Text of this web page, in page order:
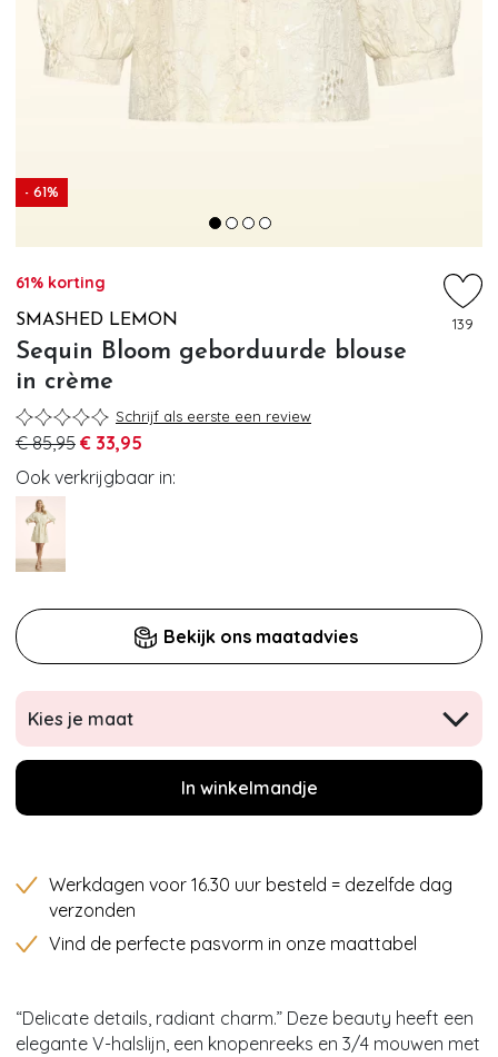
- 61%
61% korting
SMASHED LEMON
Sequin Bloom geborduurde blouse
in crème
139
Schrijf als eerste een review
€ 85,95 € 33,95
Ook verkrijgbaar in:
Bekijk ons maatadvies
Kies je maat
In winkelmandje
Werkdagen voor 16.30 uur besteld = dezelfde dag
verzonden
Vind de perfecte pasvorm in onze maattabel
“Delicate details, radiant charm.” Deze beauty heeft een
elegante V-halslijn, een knopenreeks en 3/4 mouwen met